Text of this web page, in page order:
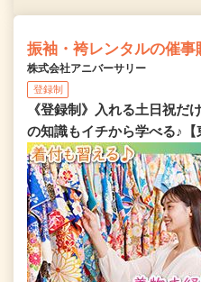
振袖・袴レンタルの催事
株式会社アニバーサリー
登録制
《登録制》入れる土日祝だ
の知識もイチから学べる♪【